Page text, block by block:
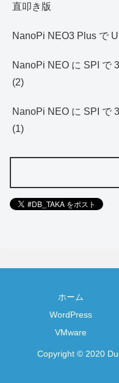
直叩き版
NanoPi NEO3 Plus で
NanoPi NEO に SPI で
(2)
NanoPi NEO に SPI で
(1)
ホーム
WordPress
VMware
Copyright © 2020